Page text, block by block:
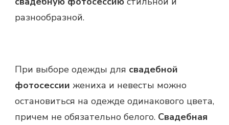
разнообразной.
При выборе одежды для свадебной
фотосессии жениха и невесты можно
остановиться на одежде одинакового цвета,
причем не обязательно белого. Свадебная